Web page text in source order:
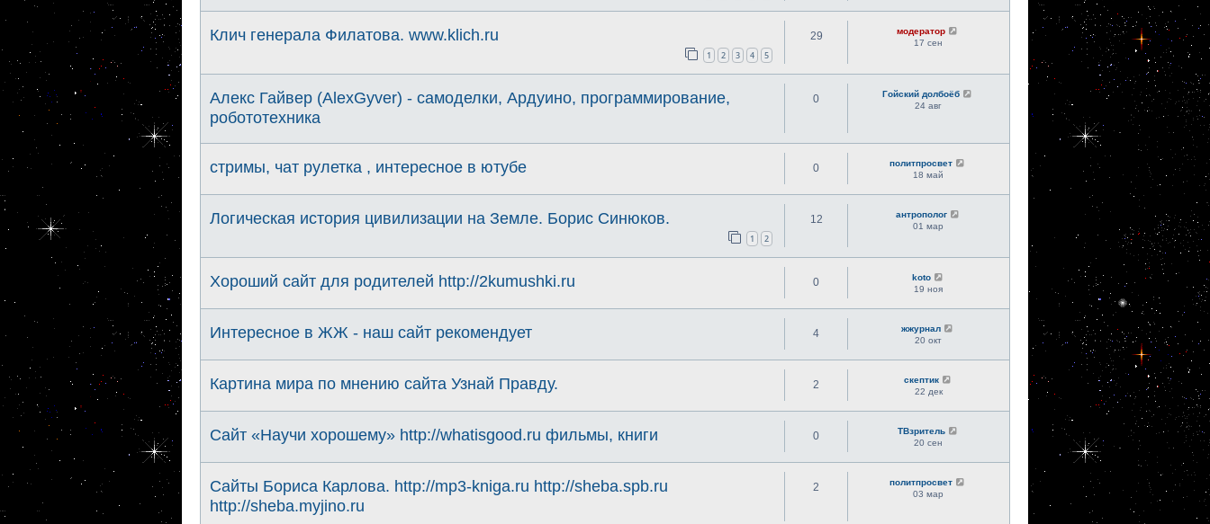
Клич генерала Филатова. www.klich.ru
1 2 3 4 5
29
модератор
17 сен
Алекс Гайвер (AlexGyver) - самоделки, Ардуино, программирование,
робототехника
0
Гойский долбоёб
24 авг
стримы, чат рулетка , интересное в ютубе 0
политпросвет
18 май
Логическая история цивилизации на Земле. Борис Синюков.
1 2
12
антрополог
01 мар
Хороший сайт для родителей http://2kumushki.ru 0
koto
19 ноя
Интересное в ЖЖ - наш сайт рекомендует 4
жжурнал
20 окт
Картина мира по мнению сайта Узнай Правду. 2
скептик
22 дек
Сайт «Научи хорошему» http://whatisgood.ru фильмы, книги 0
ТВзритель
20 сен
Сайты Бориса Карлова. http://mp3-kniga.ru http://sheba.spb.ru
http://sheba.myjino.ru
2
политпросвет
03 мар